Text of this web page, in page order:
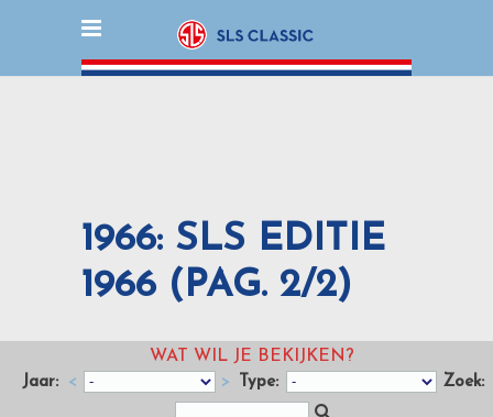
1966: SLS EDITIE
1966 (PAG. 2/2)
WAT WIL JE BEKIJKEN?
Jaar: < > Type: Zoek: